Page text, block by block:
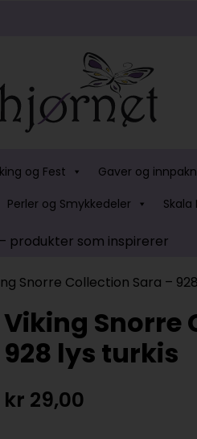
og Fest Gaver og
Perler og Smykkedeler Skala
produkter som inspirerer
Snorre Collection Sara –
Viking Snorre
928 lys turkis
kr 29,00